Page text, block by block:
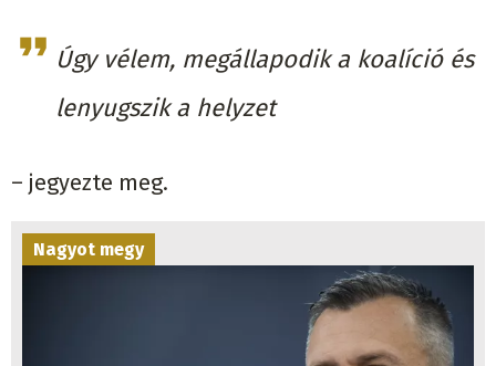
Úgy vélem, megállapodik a koalíció és
lenyugszik a helyzet
– jegyezte meg.
Nagyot megy